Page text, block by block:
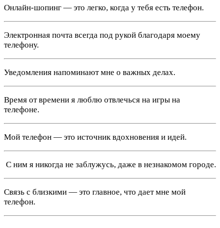
Онлайн-шопинг — это легко, когда у тебя есть телефон.
Электронная почта всегда под рукой благодаря моему
телефону.
Уведомления напоминают мне о важных делах.
Время от времени я люблю отвлечься на игры на
телефоне.
Мой телефон — это источник вдохновения и идей.
️ С ним я никогда не заблужусь, даже в незнакомом городе.
Связь с близкими — это главное, что дает мне мой
телефон.